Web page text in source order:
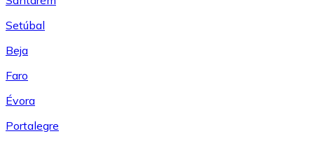
Setúbal
Beja
Faro
Évora
Portalegre